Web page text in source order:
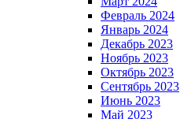
Февраль 2024
Январь 2024
Декабрь 2023
Ноябрь 2023
Октябрь 2023
Сентябрь 2023
Июнь 2023
Май 2023